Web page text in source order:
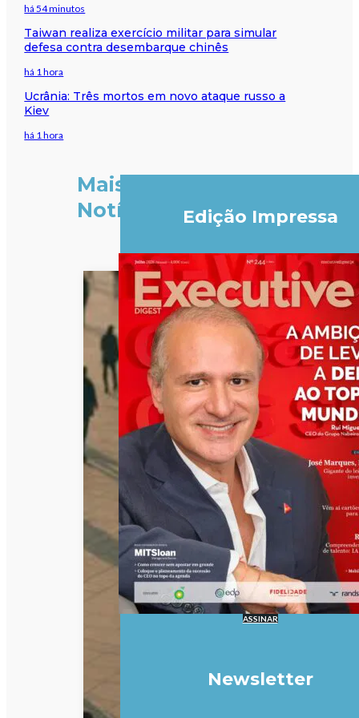
há 54 minutos
Taiwan realiza exercício militar para simular
defesa contra desembarque chinês
há 1 hora
Ucrânia: Três mortos em novo ataque russo a
Kiev
há 1 hora
Mais
Notícias
Edição Impressa
ASSINAR
Newsletter